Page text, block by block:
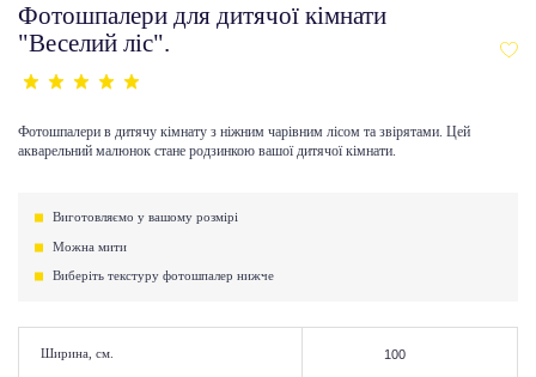
Фотошпалери для дитячої кімнати
"Веселий ліс".
Фотошпалери в дитячу кімнату з ніжним чарівним лісом та звірятами. Цей
акварельний малюнок стане родзинкою вашої дитячої кімнати.
Виготовляємо у вашому розмірі
Можна мити
Виберіть текстуру фотошпалер нижче
Ширина, см.